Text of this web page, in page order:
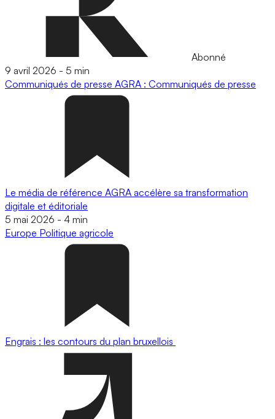
Abonné
9 avril 2026 - 5 min
Communiqués de presse AGRA : Communiqués de presse
Le média de référence AGRA accélère sa transformation
digitale et éditoriale
5 mai 2026 - 4 min
Europe Politique agricole
Engrais : les contours du plan bruxellois